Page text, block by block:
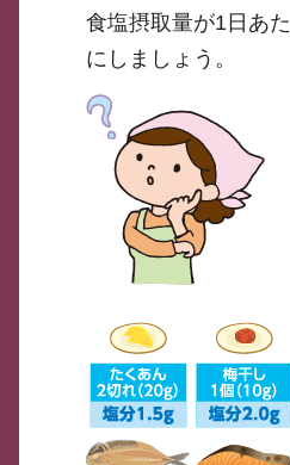
食塩摂取量が1日あ
にしましょう。